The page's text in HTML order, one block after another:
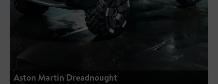
Aston Martin Dreadnought